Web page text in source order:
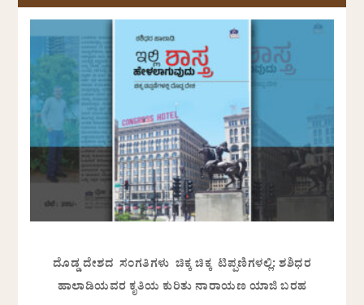
ದೊಡ್ಡ ದೇಶದ ಸಂಗತಿಗಳು ಚಿಕ್ಕ ಚಿಕ್ಕ ಟಿಪ್ಪಣಿಗಳಲ್ಲಿ: ಶಶಿಧರ
ಹಾಲಾಡಿಯವರ ಕೃತಿಯ ಕುರಿತು ನಾರಾಯಣ ಯಾಜಿ ಬರಹ